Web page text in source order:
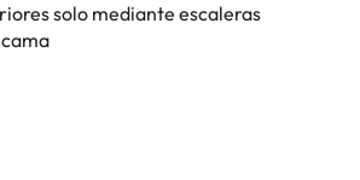
solo mediante escaleras